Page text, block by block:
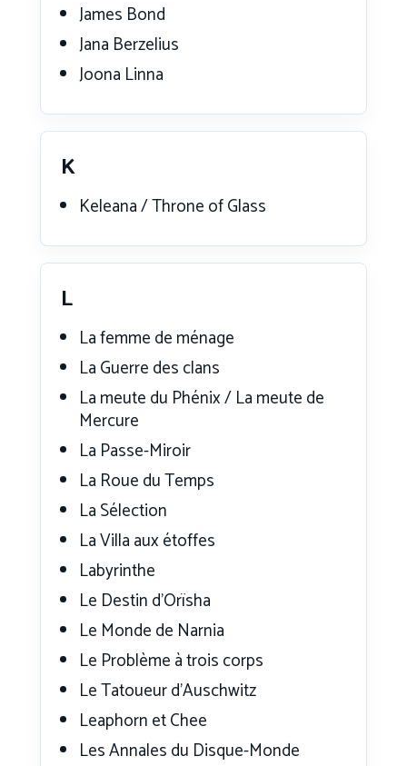
James Bond
Jana Berzelius
Joona Linna
K
Keleana / Throne of Glass
L
La femme de ménage
La Guerre des clans
La meute du Phénix / La meute de
Mercure
La Passe-Miroir
La Roue du Temps
La Sélection
La Villa aux étoffes
Labyrinthe
Le Destin d’Orïsha
Le Monde de Narnia
Le Problème à trois corps
Le Tatoueur d’Auschwitz
Leaphorn et Chee
Les Annales du Disque-Monde